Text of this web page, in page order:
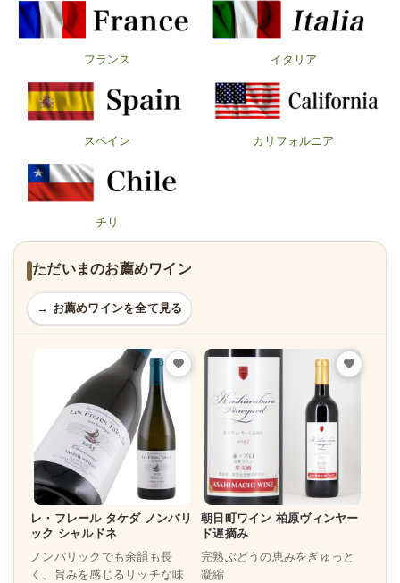
フランス イタリア
スペイン カリフォルニア
チリ
ただいまのお薦めワイン
→ お薦めワインを全て見る
レ・フレール タケダ ノンバリ
ック シャルドネ
ノンバリックでも余韻も長
く、旨みを感じるリッチな味
朝日町ワイン 柏原ヴィンヤー
ド遅摘み
完熟ぶどうの恵みをぎゅっと
凝縮